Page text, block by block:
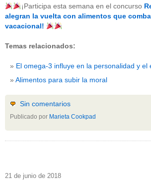
antioxidantes (6)
beneficios-salud(53)
calcio
corazon(1)
dietas(10)
embarazo
nutricion(3)
obesidad(12)
Sin categoría(438)
vitaminas(10)
RSS - Entradas
¡Participa esta semana en el concurso
alegran la vuelta con alimentos que
vacacional!
Temas relacionados:
El omega-3 influye en la personalidad y el
Alimentos para subir la moral
Sin comentarios
Publicado por Marieta Cookpad
21 de junio de 2018